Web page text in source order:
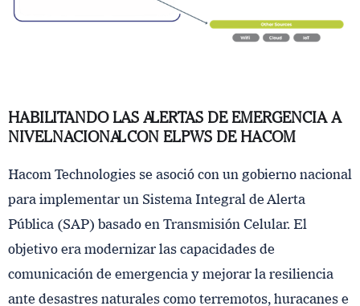
HABILITANDO LAS ALERTAS DE EMERGENCIA A
NIVEL NACIONAL CON EL PWS DE HACOM
Hacom Technologies se asoció con un gobierno nacional
para implementar un Sistema Integral de Alerta
Pública (SAP) basado en Transmisión Celular. El
objetivo era modernizar las capacidades de
comunicación de emergencia y mejorar la resiliencia
ante desastres naturales como terremotos, huracanes e